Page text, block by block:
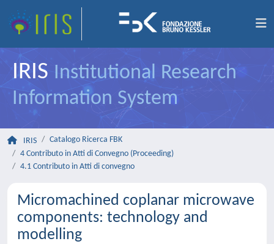
IRIS Institutional Research
Information System
IRIS
Catalogo Ricerca FBK
4 Contributo in Atti di Convegno (Proceeding)
4.1 Contributo in Atti di convegno
Micromachined coplanar microwave
components: technology and
modelling